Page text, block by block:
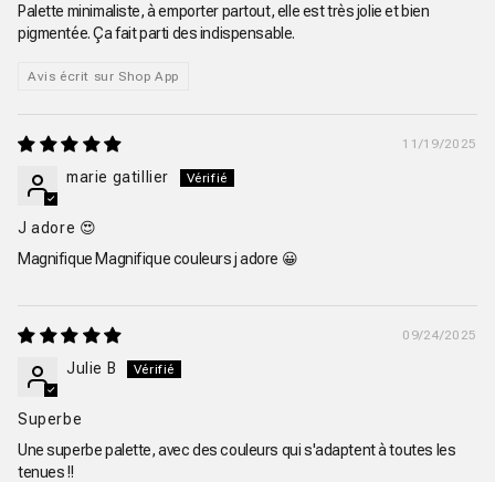
Palette minimaliste, à emporter partout, elle est très jolie et bien
pigmentée. Ça fait parti des indispensable.
Avis écrit sur Shop App
11/19/2025
marie gatillier
J adore 😍
Magnifique Magnifique couleurs j adore 😀
09/24/2025
Julie B
Superbe
Une superbe palette, avec des couleurs qui s'adaptent à toutes les
tenues !!